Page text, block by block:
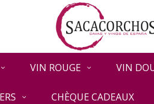
VIN ROUGE VIN
CHÈQUE CADEAUX